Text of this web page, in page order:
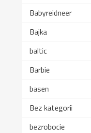
Babyreidneer
Bajka
baltic
Barbie
basen
Bez kategorii
bezrobocie